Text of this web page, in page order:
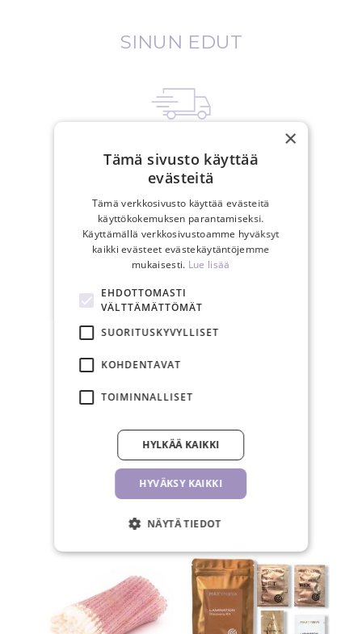
SINUN EDUT
Ilmainen toimitus yli 150€
tilauksiin
sisällä
30 päivän
LIITTYVÄT TUOTTEET
×
Tämä sivusto käyttää
evästeitä
Tämä verkkosivusto käyttää evästeitä
käyttökokemuksen parantamiseksi.
Käyttämällä verkkosivustoamme hyväksyt
kaikki evästeet evästekäytäntöjemme
mukaisesti. Lue lisää
EHDOTTOMASTI
VÄLTTÄMÄTTÖMÄT
SUORITUSKYVYLLISET
KOHDENTAVAT
TOIMINNALLISET
HYVÄKSY KAIKKI
HYLKÄÄ KAIKKI
NÄYTÄ TIEDOT